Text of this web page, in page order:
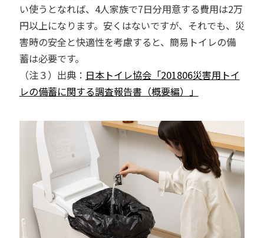
い使うとなれば、4人家族で7日分用意する費用は2万
円以上になります。安くはないですが、それでも、災
害時の安全と快適性を考慮すると、簡易トイレの備
蓄は必要です。
（注３）出典： 日本トイレ協会「201806災害用トイ
レの備蓄に関する調査報告書（概要編）」